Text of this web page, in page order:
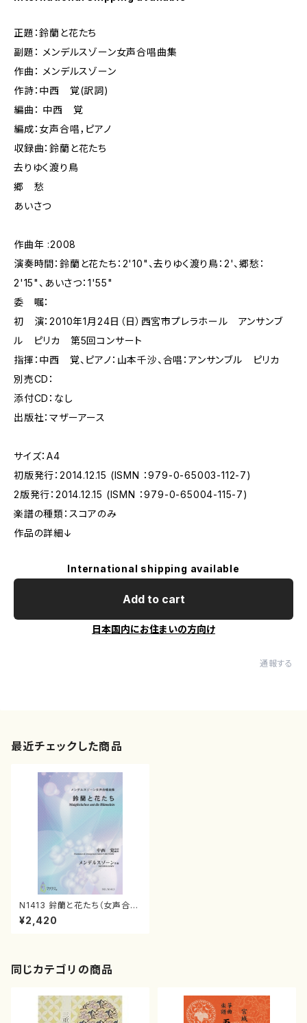
正題：鈴蘭と花たち
副題： メンデルスゾーン女声合唱曲集
作曲： メンデルスゾーン
作詩：中西 覚(訳詞)
編曲： 中西 覚
編成：女声合唱，ピアノ
収録曲：鈴蘭と花たち
去りゆく渡り鳥
郷 愁
あいさつ
作曲年 :2008
演奏時間：鈴蘭と花たち：2'10"、去りゆく渡り鳥：2'、郷愁：
2'15"、あいさつ：1'55"
委 嘱：
初 演：2010年1月24日（日）西宮市プレラホール アンサンブ
ル ピリカ 第5回コンサート
指揮：中西 覚、ピアノ：山本千沙、合唱：アンサンブル ピリカ
別売CD：
添付CD：なし
出版社：マザーアース
サイズ：A4
初版発行：2014.12.15 (ISMN ：979-0-65003-112-7)
2版発行：2014.12.15 (ISMN ：979-0-65004-115-7)
楽譜の種類：スコアのみ
作品の詳細↓
International shipping available
Add to cart
日本国内にお住まいの方向け
通報する
最近チェックした商品
N1413 鈴蘭と花たち（女声合
唱，ピアノ/中西 覚/楽譜）
¥2,420
同じカテゴリの商品